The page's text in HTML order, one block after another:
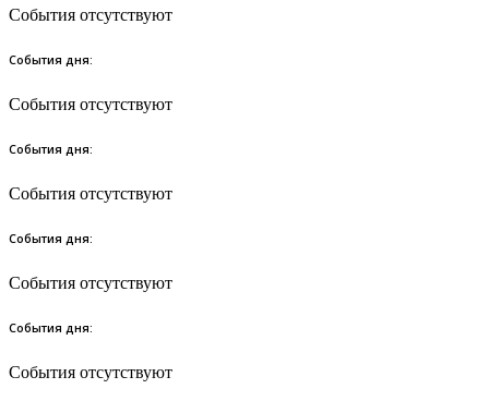
События отсутствуют
События дня:
События отсутствуют
События дня:
События отсутствуют
События дня:
События отсутствуют
События дня:
События отсутствуют